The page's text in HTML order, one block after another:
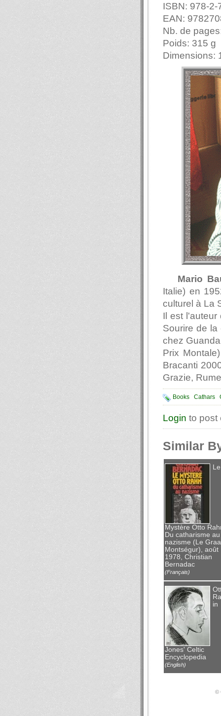
ISBN: 978-
EAN:
Nb. de
Poids: 315 g
Dimensions:
Mario
Italie) en
culturel à La
Il est l'auteur
Sourire de
chez
Prix
Bracanti
Grazie,
Books Cathars
Login to post
Similar
Le
Mystère Otto
Du catharisme au
nazisme (Le
Montségur), août
1978, Christian
Bernadac
(Français)
in
Jones' Celtic
Encyclopedia
(English)
©